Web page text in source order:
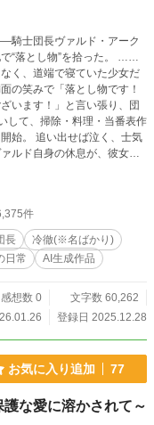
もまた自らのステップアッ
職します。 多恵子のことを
てんば）な幼馴染としか思
としての彼女は想像以上に
多恵子を意識するようにな
にする様子がありません。
いくのやら……？ 沖縄那覇
やかさ全開トリリンガルに
騎士団長ヴァルド・アーク
“落とし物”を拾った。 ……
く、道端で寝ていた少女だ
の笑みで「落とし物です！
います！」と言い張り、団
して、掃除・料理・当番表作
始。 追い出せば泣く、士気
ルド自身の休息が、彼女の
のまま「危ないから、ここ
“団長語翻訳係”まで誕生
されていく甘々溺愛コメデ
話⭐︎
件
長
冷徹(※名ばかり)
日常 AI生成作品
感想数 0
文字数 60,262
登録日 2025.12.28
お気に入り追加 77
な愛に溶かされて～